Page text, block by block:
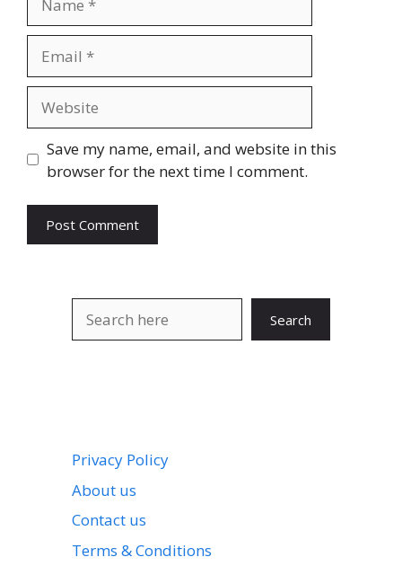
Save my name, email, and website in this
browser for the next time I comment.
Search
Privacy Policy
About us
Contact us
Terms & Conditions